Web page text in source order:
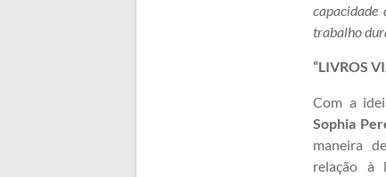
capacidade
trabalho
“LIVROS
Com a
Sophia
maneira
relação à